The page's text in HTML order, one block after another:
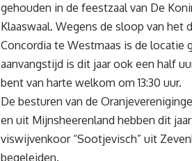
gehouden in de feestzaal van De
Klaaswaal. Wegens de sloop van het
Concordia te Westmaas is de locatie
aanvangstijd is dit jaar ook een half
bent van harte welkom om 13:30 uur.
De besturen van de
en uit Mijnsheerenland hebben dit
viswijvenkoor “Sootjevisch” uit
begeleiden.